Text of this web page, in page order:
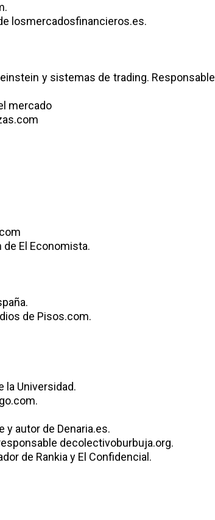
losmercadosfinancieros.es.
y sistemas de trading. Responsable
mercado
El Economista.
de Pisos.com.
Universidad.
autor de Denaria.es.
decolectivoburbuja.org.
de Rankia y El Confidencial.